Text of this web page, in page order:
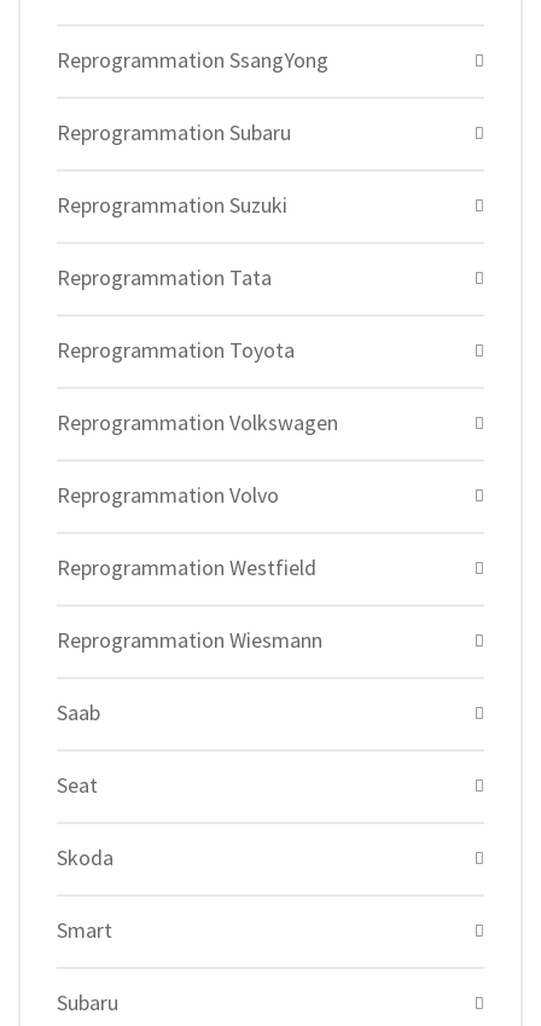
Reprogrammation SsangYong
Reprogrammation Subaru
Reprogrammation Suzuki
Reprogrammation Tata
Reprogrammation Toyota
Reprogrammation Volkswagen
Reprogrammation Volvo
Reprogrammation Westfield
Reprogrammation Wiesmann
Saab
Seat
Skoda
Smart
Subaru